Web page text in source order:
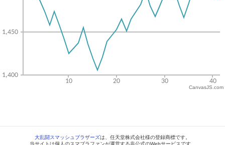
CanvasJS.com
大乱闘スマッシュブラザーズは、任天堂株式会社様の登録商標です。
当サイトは個人のスマブラファンが運営する非公式のWebサービスです。